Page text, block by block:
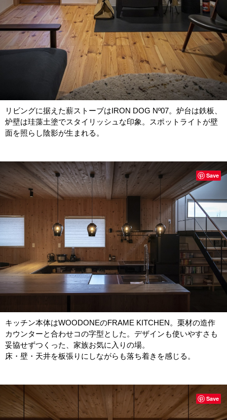
リビングに据えた薪ストーブはIRON DOG Nº07。炉台は鉄板、
炉壁は珪藻土塗でスタイリッシュな印象。スポットライトが壁
面を照らし陰影が生まれる。
キッチン本体はWOODONEのFRAME KITCHEN。栗材の造作
カウンターと合わせコの字型とした。デザインも使いやすさも
妥協せずつくった、家族お気に入りの場。
床・壁・天井を板張りにしながらも落ち着きを感じる。
Save
Save